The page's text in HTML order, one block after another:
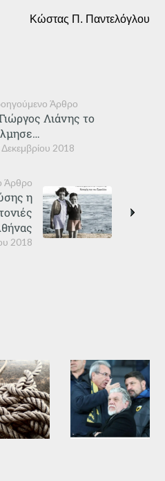
Κώστας Π. Παντελόγλου
Άρθρο
2018
Λιάνης το
Άρθρο
2018
η